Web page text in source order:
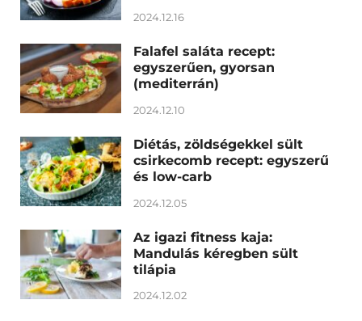
2024.12.16
Falafel saláta recept:
egyszerűen, gyorsan
(mediterrán)
2024.12.10
Diétás, zöldségekkel sült
csirkecomb recept: egyszerű
és low-carb
2024.12.05
Az igazi fitness kaja:
Mandulás kéregben sült
tilápia
2024.12.02